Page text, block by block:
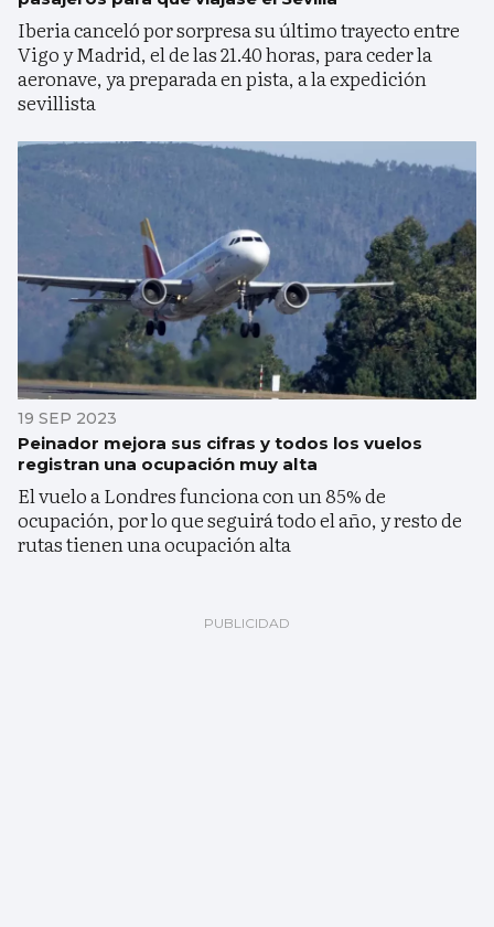
Iberia canceló por sorpresa su último trayecto entre
Vigo y Madrid, el de las 21.40 horas, para ceder la
aeronave, ya preparada en pista, a la expedición
sevillista
19 SEP 2023
Peinador mejora sus cifras y todos los vuelos
registran una ocupación muy alta
El vuelo a Londres funciona con un 85% de
ocupación, por lo que seguirá todo el año, y resto de
rutas tienen una ocupación alta